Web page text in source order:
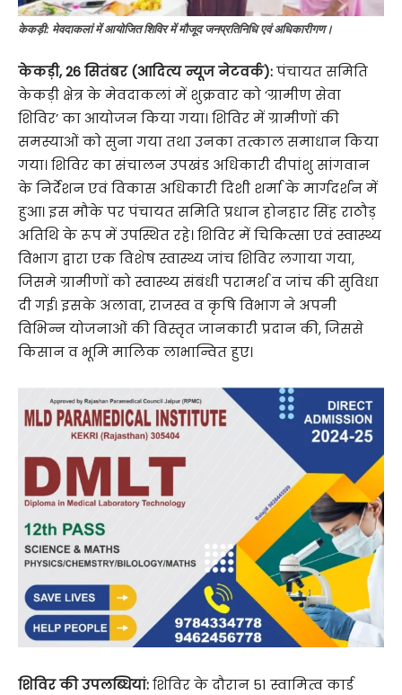
केकड़ी: मेवदाकलां में आयोजित शिविर में मौजूद जनप्रतिनिधि एवं अधिकारीगण।
केकड़ी, 26 सितंबर (आदित्य न्यूज नेटवर्क):पंचायत समिति
केकड़ी क्षेत्र के मेवदाकलां में शुक्रवार को ‘ग्रामीण सेवा
शिविर’ का आयोजन किया गया। शिविर में ग्रामीणों की
समस्याओं को सुना गया तथा उनका तत्काल समाधान किया
गया। शिविर का संचालन उपखंड अधिकारी दीपांशु सांगवान
के निर्देशन एवं विकास अधिकारी दिशी शर्मा के मार्गदर्शन में
हुआ। इस मौके पर पंचायत समिति प्रधान होनहार सिंह राठौड़
अतिथि के रूप में उपस्थित रहे। शिविर में चिकित्सा एवं स्वास्थ्य
विभाग द्वारा एक विशेष स्वास्थ्य जांच शिविर लगाया गया,
जिसमे ग्रामीणों को स्वास्थ्य संबंधी परामर्श व जांच की सुविधा
दी गई। इसके अलावा, राजस्व व कृषि विभाग ने अपनी
विभिन्न योजनाओं की विस्तृत जानकारी प्रदान की, जिससे
किसान व भूमि मालिक लाभान्वित हुए।
शिविर की उपलब्धियां:शिविर के दौरान 51 स्वामित्व कार्ड